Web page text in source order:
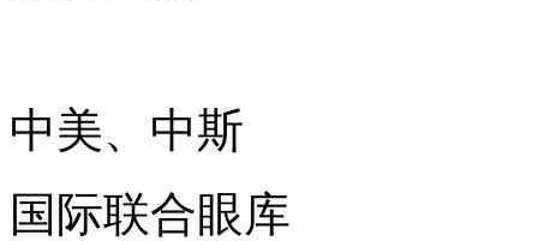
中美、中斯
国际联合眼库